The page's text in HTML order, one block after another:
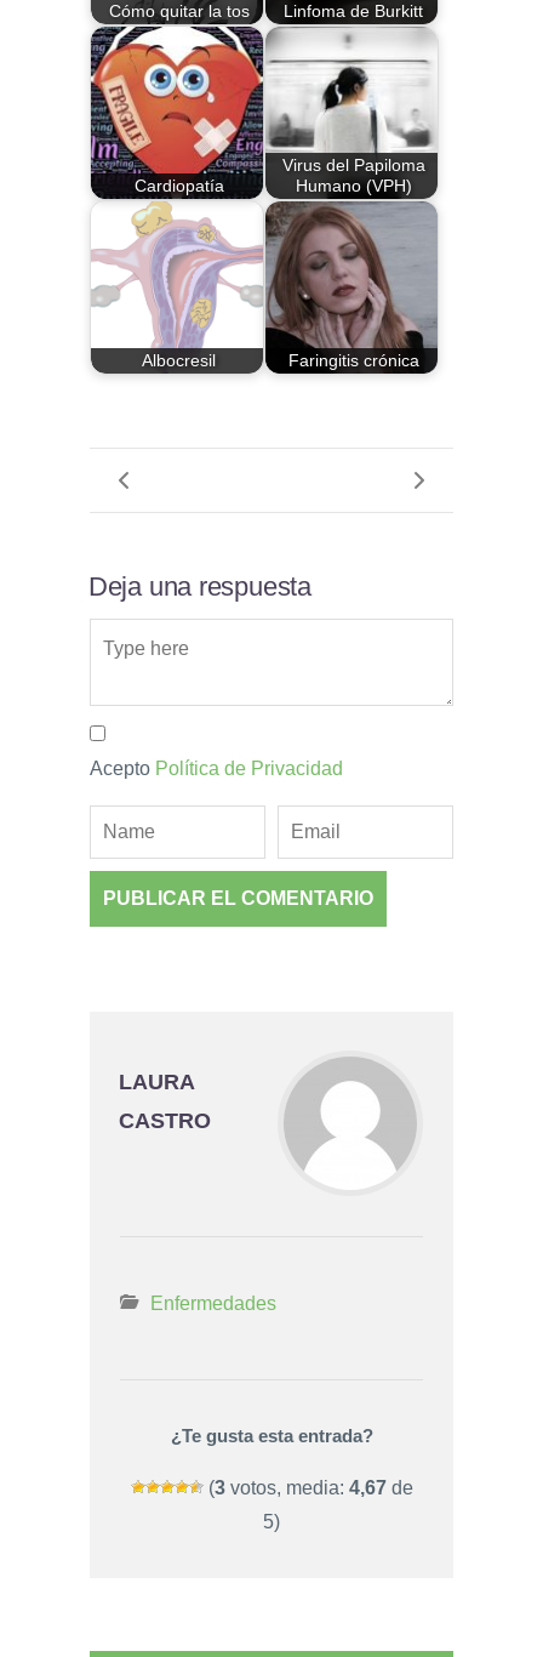
Cómo quitar la tos Linfoma de Burkitt
Cardiopatía
Virus del Papiloma
Humano (VPH)
Albocresil Faringitis crónica
Deja una respuesta
Acepto Política de Privacidad
LAURA
CASTRO
Enfermedades
¿Te gusta esta entrada?
(3votos, media: 4,67de
5)